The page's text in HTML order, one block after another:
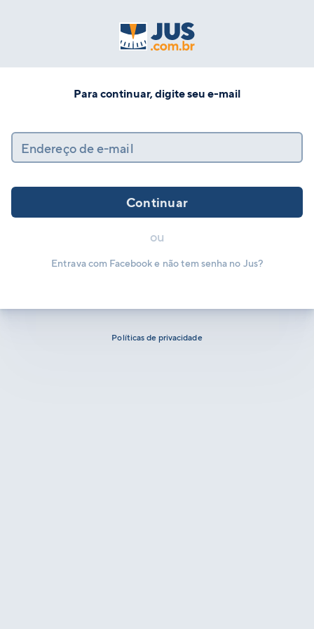
Para continuar, digite seu e-mail
Endereço de e-mail
Continuar
ou
Entrava com Facebook e não tem senha no Jus?
Políticas de privacidade